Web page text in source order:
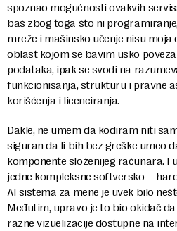
spoznao mogućnosti ovakvih
baš zbog toga što ni
mreže i mašinsko učenje nisu moja
oblast kojom se bavim usko
podataka, ipak se svodi na
funkcionisanja, strukturu i pravne
korišćenja i licenciranja.
Dakle, ne umem da kodiram niti
siguran da li bih bez greške umeo
komponente složenijeg računara.
jedne kompleksne softversko –
AI sistema za mene je uvek bilo
Međutim, upravo je to bio okidač
razne vizuelizacije dostupne na